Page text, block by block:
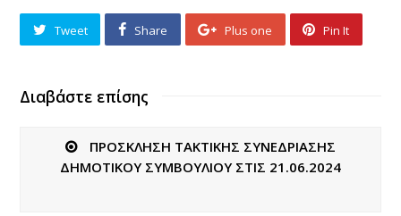
Tweet Share Plus one Pin It
Διαβάστε επίσης
ΠΡΟΣΚΛΗΣΗ ΤΑΚΤΙΚΗΣ ΣΥΝΕΔΡΙΑΣΗΣ
ΔΗΜΟΤΙΚΟΥ ΣΥΜΒΟΥΛΙΟΥ ΣΤΙΣ 21.06.2024